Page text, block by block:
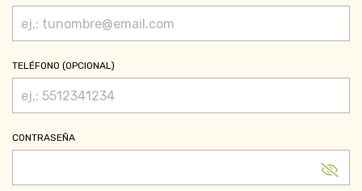
TELÉFONO (OPCIONAL)
CONTRASEÑA